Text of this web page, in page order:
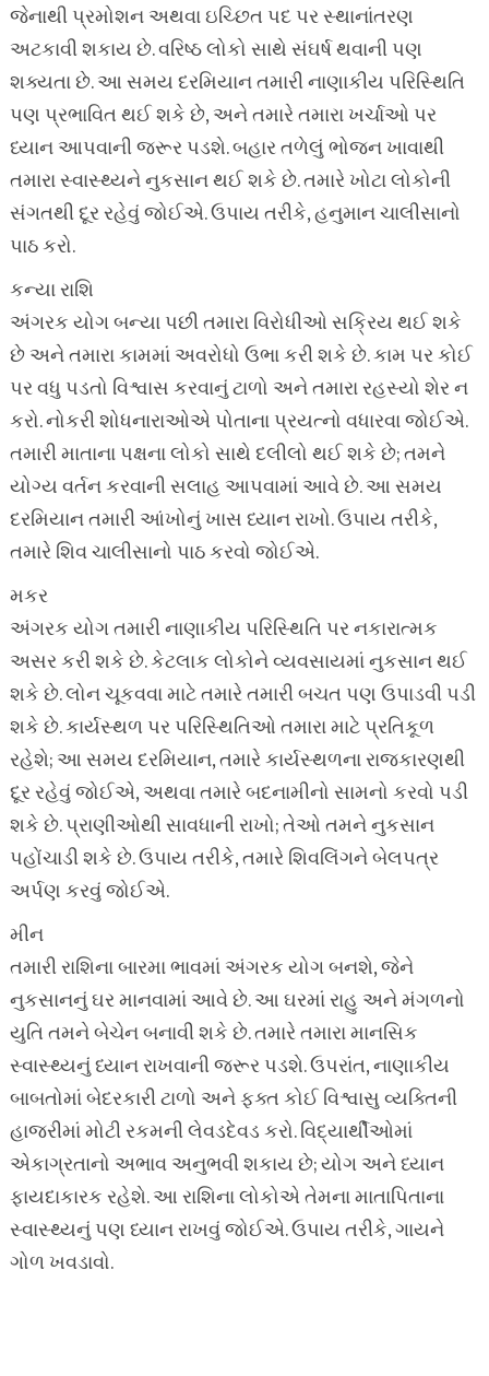
જેનાથી પ્રમોશન અથવા ઇચ્છિત પદ પર સ્થાનાંતરણ
અટકાવી શકાય છે. વરિષ્ઠ લોકો સાથે સંઘર્ષ થવાની પણ
શક્યતા છે. આ સમય દરમિયાન તમારી નાણાકીય પરિસ્થિતિ
પણ પ્રભાવિત થઈ શકે છે, અને તમારે તમારા ખર્ચાઓ પર
ધ્યાન આપવાની જરૂર પડશે. બહાર તળેલું ભોજન ખાવાથી
તમારા સ્વાસ્થ્યને નુકસાન થઈ શકે છે. તમારે ખોટા લોકોની
સંગતથી દૂર રહેવું જોઈએ. ઉપાય તરીકે, હનુમાન ચાલીસાનો
પાઠ કરો.
કન્યા રાશિ
અંગરક યોગ બન્યા પછી તમારા વિરોધીઓ સક્રિય થઈ શકે
છે અને તમારા કામમાં અવરોધો ઉભા કરી શકે છે. કામ પર કોઈ
પર વધુ પડતો વિશ્વાસ કરવાનું ટાળો અને તમારા રહસ્યો શેર ન
કરો. નોકરી શોધનારાઓએ પોતાના પ્રયત્નો વધારવા જોઈએ.
તમારી માતાના પક્ષના લોકો સાથે દલીલો થઈ શકે છે; તમને
યોગ્ય વર્તન કરવાની સલાહ આપવામાં આવે છે. આ સમય
દરમિયાન તમારી આંખોનું ખાસ ધ્યાન રાખો. ઉપાય તરીકે,
તમારે શિવ ચાલીસાનો પાઠ કરવો જોઈએ.
મકર
અંગરક યોગ તમારી નાણાકીય પરિસ્થિતિ પર નકારાત્મક
અસર કરી શકે છે. કેટલાક લોકોને વ્યવસાયમાં નુકસાન થઈ
શકે છે. લોન ચૂકવવા માટે તમારે તમારી બચત પણ ઉપાડવી પડી
શકે છે. કાર્યસ્થળ પર પરિસ્થિતિઓ તમારા માટે પ્રતિકૂળ
રહેશે; આ સમય દરમિયાન, તમારે કાર્યસ્થળના રાજકારણથી
દૂર રહેવું જોઈએ, અથવા તમારે બદનામીનો સામનો કરવો પડી
શકે છે. પ્રાણીઓથી સાવધાની રાખો; તેઓ તમને નુકસાન
પહોંચાડી શકે છે. ઉપાય તરીકે, તમારે શિવલિંગને બેલપત્ર
અર્પણ કરવું જોઈએ.
મીન
તમારી રાશિના બારમા ભાવમાં અંગરક યોગ બનશે, જેને
નુકસાનનું ઘર માનવામાં આવે છે. આ ઘરમાં રાહુ અને મંગળનો
યુતિ તમને બેચેન બનાવી શકે છે. તમારે તમારા માનસિક
સ્વાસ્થ્યનું ધ્યાન રાખવાની જરૂર પડશે. ઉપરાંત, નાણાકીય
બાબતોમાં બેદરકારી ટાળો અને ફક્ત કોઈ વિશ્વાસુ વ્યક્તિની
હાજરીમાં મોટી રકમની લેવડદેવડ કરો. વિદ્યાર્થીઓમાં
એકાગ્રતાનો અભાવ અનુભવી શકાય છે; યોગ અને ધ્યાન
ફાયદાકારક રહેશે. આ રાશિના લોકોએ તેમના માતાપિતાના
સ્વાસ્થ્યનું પણ ધ્યાન રાખવું જોઈએ. ઉપાય તરીકે, ગાયને
ગોળ ખવડાવો.